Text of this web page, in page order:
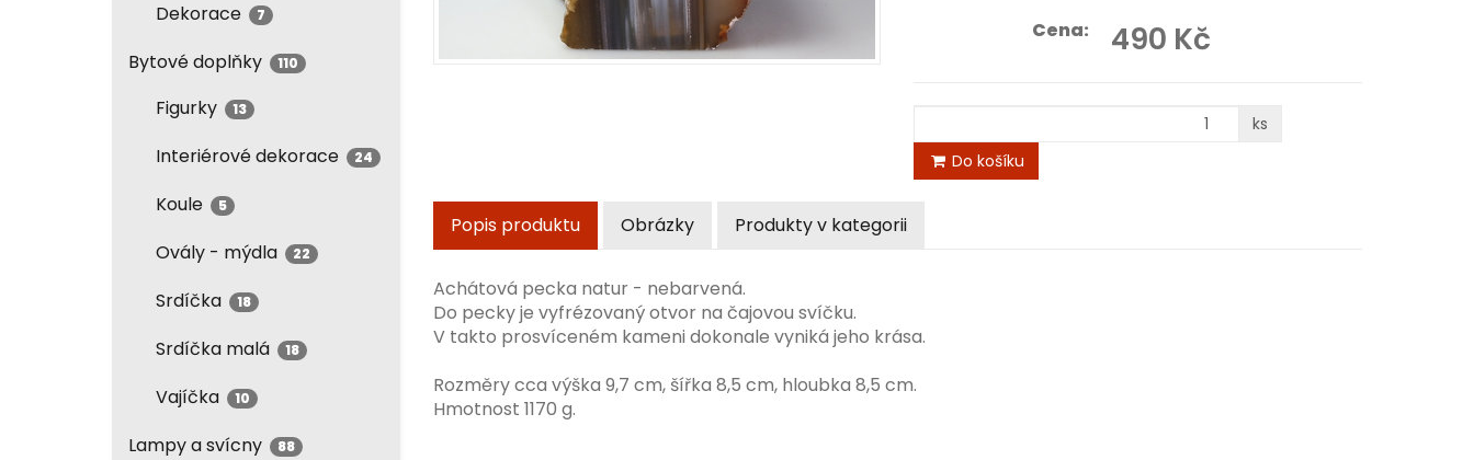
Dekorace 7
Bytové doplňky 110
Figurky 13
Interiérové dekorace 24
Koule 5
Ovály - mýdla 22
Srdíčka 18
Srdíčka malá 18
Vajíčka 10
Lampy a svícny 88
Cena: 490 Kč
ks
Do košíku
Popis produktu Obrázky Produkty v kategorii
Achátová pecka natur - nebarvená.
Do pecky je vyfrézovaný otvor na čajovou svíčku.
V takto prosvíceném kameni dokonale vyniká jeho krása.
Rozměry cca výška 9,7 cm, šířka 8,5 cm, hloubka 8,5 cm.
Hmotnost 1170 g.